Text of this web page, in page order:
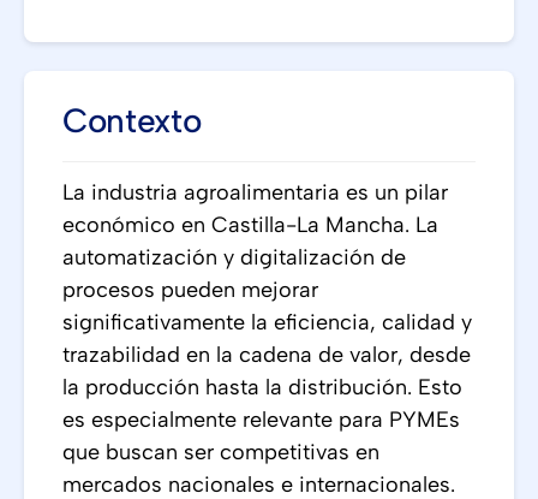
Contexto
La industria agroalimentaria es un pilar
económico en Castilla-La Mancha. La
automatización y digitalización de
procesos pueden mejorar
significativamente la eficiencia, calidad y
trazabilidad en la cadena de valor, desde
la producción hasta la distribución. Esto
es especialmente relevante para PYMEs
que buscan ser competitivas en
mercados nacionales e internacionales.